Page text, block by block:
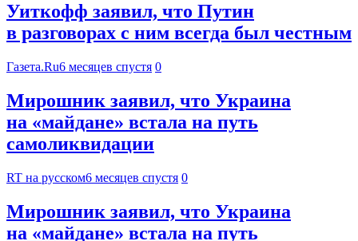
Уиткофф заявил, что Путин
в разговорах с ним всегда был честным
Газета.Ru6 месяцев спустя 0
Мирошник заявил, что Украина
на «майдане» встала на путь
самоликвидации
RT на русском6 месяцев спустя 0
Мирошник заявил, что Украина
на «майдане» встала на путь